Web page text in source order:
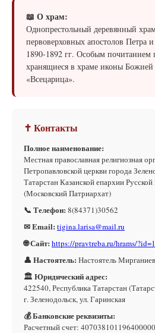
📖 О храм:
Однопрестольный деревянный
первоверховных апостолов Петра
1890-1892 гг. Особым
хранящиеся в храме иконы
«Всецарица».
✝ Контакты
Полное наименование:
Местная православная религиозная
Петропавловской церкви города
Татарстан Казанской епархии
(Московский Патриархат)
📞 Телефон: 8(84371)30562
✉ Email: tigina.larisa@mail.ru
🌐 Сайт: https://pravtreba.ru/hrams/
👤 Настоятель: Настоятель
🏛 Юридический адрес:
422540, Республика Татарстан
г. Зеленодольск, ул. Гаринская
💰 Банковские реквизиты:
Расчетный счет: